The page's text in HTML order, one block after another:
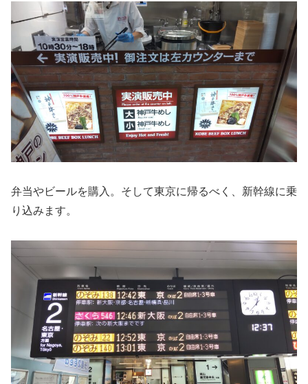
弁当やビールを購入。そして東京に帰るべく、新幹線に乗
り込みます。